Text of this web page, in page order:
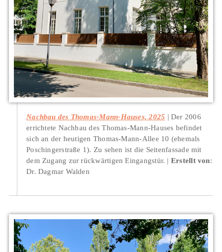
Nachbau des Thomas-Mann-Hauses, 2025
Der 2006
errichtete Nachbau des Thomas-Mann-Hauses befindet
sich an der heutigen Thomas-Mann-Allee 10 (ehemals
Poschingerstraße 1). Zu sehen ist die Seitenfassade mit
dem Zugang zur rückwärtigen Eingangstür.
Erstellt von:
Dr. Dagmar Walden